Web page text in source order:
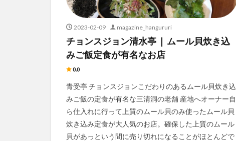
2023-02-09 magazine_hangururi
チョンスジョン清水亭 ❘ ムール貝炊き込
みご飯定食が有名なお店
0.0
青受亭 チョンスジョンこだわりのあるムール貝炊き込
みご飯の定食が有名な三清洞の老舗 産地へオーナー自
ら仕入れに行って上質のムール貝のみ使ったムール貝
炊き込み定食が大人気のお店。確保した上質のムール
貝があっという間に売り切れになることがほとんどで